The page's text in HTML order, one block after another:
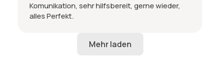
Komunikation, sehr hilfsbereit, gerne wieder,
alles Perfekt.